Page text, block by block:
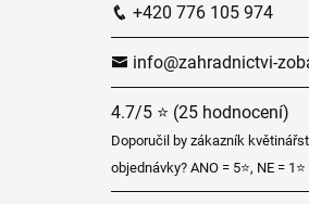
+420 776 105 974
info@zahradnictvi-
4.7/5 ⭐ (25 hodnocení)
Doporučil by zákazník
objednávky? ANO = 5⭐, NE = 1⭐